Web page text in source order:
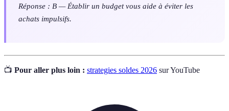
Réponse : B — Établir un budget vous aide à éviter les
achats impulsifs.
📺 Pour aller plus loin : strategies soldes 2026 sur YouTube